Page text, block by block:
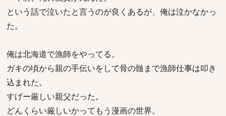
という話で泣いたと言うのが良くあるが、俺は泣かなかっ
た。
俺は北海道で漁師をやってる。
ガキの頃から親の手伝いをして骨の髄まで漁師仕事は叩き
込まれた。
すげー厳しい親父だった。
どんくらい厳しいかってもう漫画の世界。